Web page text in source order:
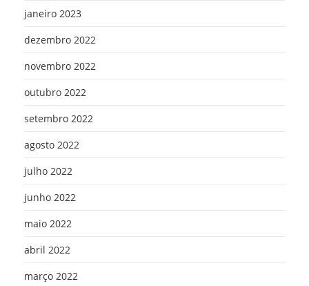
janeiro 2023
dezembro 2022
novembro 2022
outubro 2022
setembro 2022
agosto 2022
julho 2022
junho 2022
maio 2022
abril 2022
março 2022